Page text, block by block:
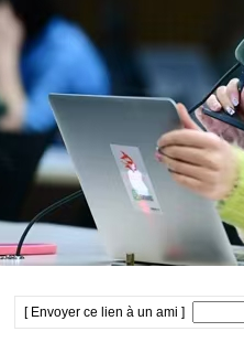
[ Envoyer ce lien à un ami ]